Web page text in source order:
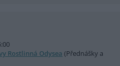
Rostlinná Odysea (Přednášky a